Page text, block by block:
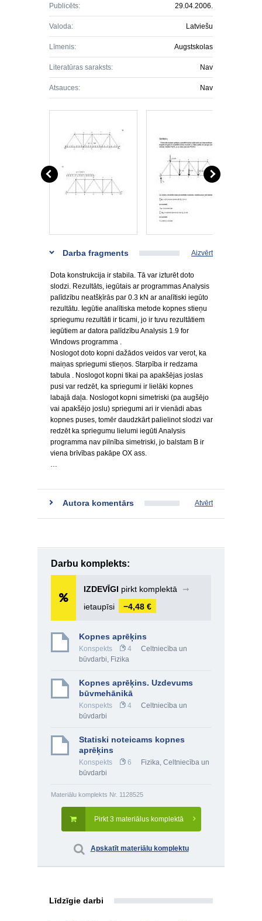
Publicēts: 29.04.2006.
Valoda: Latviešu
Līmenis: Augstskolas
Literatūras saraksts: Nav
Atsauces: Nav
Darba fragments Aizvērt
Dota konstrukcija ir stabila. Tā var izturēt doto
slodzi. Rezultāts, iegūtais ar programmas Analysis
palīdzību neatšķīrās par 0.3 kN ar analītiski iegūto
rezultātu. Iegūtie analītiska metode kopnes stieņu
spriegumu rezultāti ir ticami, jo ir tuvu rezultātiem
iegūtiem ar datora palīdzību Analysis 1.9 for
Windows programma .
Noslogot doto kopni dažādos veidos var verot, ka
maiņas spriegumi stieņos. Starpība ir redzama
tabula . Noslogot kopni tikai pa apakšējas joslas
pusi var redzēt, ka spriegumi ir lielāki kopnes
labajā daļa. Noslogot kopni simetriski (pa augšējo
vai apakšējo joslu) spriegumi ari ir vienādi abas
kopnes puses, tomēr daudzkārt palielinot slodzi var
redzēt ka spriegumu lielumi iegūti Analysis
programma nav pilnība simetriski, jo balstam B ir
viena brīvības pakāpe OX ass.
…
Autora komentārs Atvērt
Darbu komplekts:
IZDEVĪGI pirkt komplektā
➞
ietaupīsi
−4,48 €
Kopnes aprēķins
Konspekts 4
Celtniecība un
būvdarbi, Fizika
Kopnes aprēķins. Uzdevums
būvmehānikā
Konspekts 4
Celtniecība un
būvdarbi
Statiski noteicams kopnes
aprēķins
Konspekts 6 Fizika, Celtniecība un
būvdarbi
Materiālu komplekts Nr. 1128525
Pirkt 3 materiālus komplektā
Apskatīt materiālu komplektu
Līdzīgie darbi